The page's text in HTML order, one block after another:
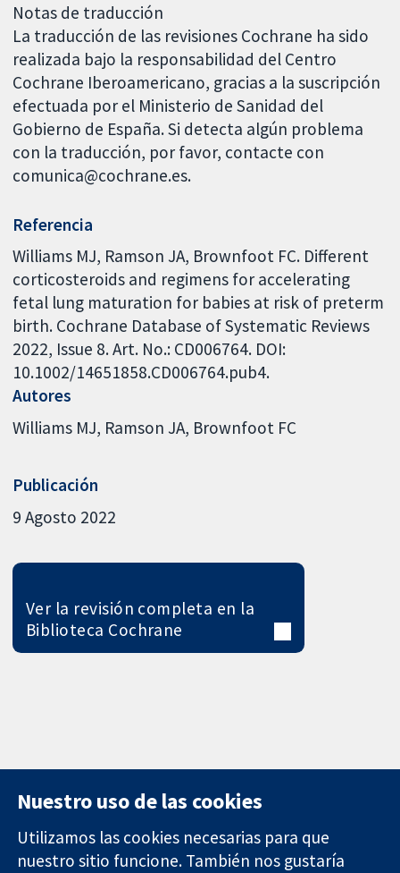
Notas de traducción
La traducción de las revisiones Cochrane ha sido
realizada bajo la responsabilidad del Centro
Cochrane Iberoamericano, gracias a la suscripción
efectuada por el Ministerio de Sanidad del
Gobierno de España. Si detecta algún problema
con la traducción, por favor, contacte con
comunica@cochrane.es.
Referencia
Williams MJ, Ramson JA, Brownfoot FC. Different
corticosteroids and regimens for accelerating
fetal lung maturation for babies at risk of preterm
birth. Cochrane Database of Systematic Reviews
2022, Issue 8. Art. No.: CD006764. DOI:
10.1002/14651858.CD006764.pub4.
Autores
Williams MJ Ramson JA Brownfoot FC
Publicación
9 Agosto 2022
Ver la revisión completa en la
Biblioteca Cochrane
11-13 Cavendish Contacto
Nuestro uso de las cookies
Utilizamos las cookies necesarias para que
nuestro sitio funcione. También nos gustaría